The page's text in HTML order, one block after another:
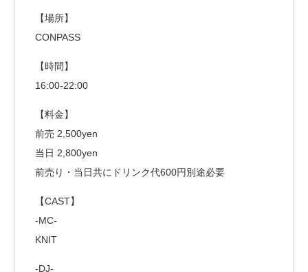
【場所】
CONPASS
【時間】
16:00-22:00
【料金】
前売 2,500yen
当日 2,800yen
前売り・当日共にドリンク代600円別途必要
【CAST】
-MC-
KNIT
-DJ-